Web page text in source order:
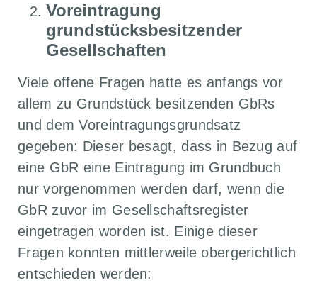
Voreintragung
grundstücksbesitzender
Gesellschaften
Viele offene Fragen hatte es anfangs vor
allem zu Grundstück besitzenden GbRs
und dem Voreintragungsgrundsatz
gegeben: Dieser besagt, dass in Bezug auf
eine GbR eine Eintragung im Grundbuch
nur vorgenommen werden darf, wenn die
GbR zuvor im Gesellschaftsregister
eingetragen worden ist. Einige dieser
Fragen konnten mittlerweile obergerichtlich
entschieden werden: